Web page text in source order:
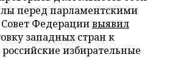
перед парламентскими
Федерациивыявил
западных стран к
избирательные